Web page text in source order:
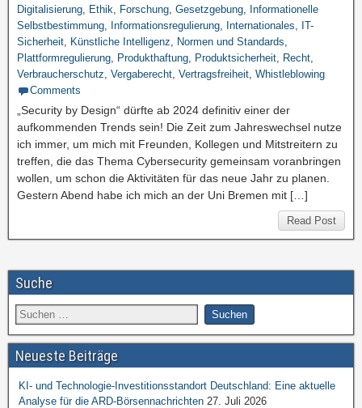
Digitalisierung, Ethik, Forschung, Gesetzgebung, Informationelle
Selbstbestimmung, Informationsregulierung, Internationales, IT-
Sicherheit, Künstliche Intelligenz, Normen und Standards,
Plattformregulierung, Produkthaftung, Produktsicherheit, Recht,
Verbraucherschutz, Vergaberecht, Vertragsfreiheit, Whistleblowing
Comments
„Security by Design“ dürfte ab 2024 definitiv einer der
aufkommenden Trends sein! Die Zeit zum Jahreswechsel nutze
ich immer, um mich mit Freunden, Kollegen und Mitstreitern zu
treffen, die das Thema Cybersecurity gemeinsam voranbringen
wollen, um schon die Aktivitäten für das neue Jahr zu planen.
Gestern Abend habe ich mich an der Uni Bremen mit […]
Read Post
Suche
Neueste Beiträge
KI- und Technologie-Investitionsstandort Deutschland: Eine aktuelle
Analyse für die ARD-Börsennachrichten 27. Juli 2026